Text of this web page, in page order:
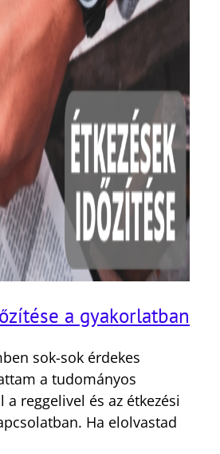
a gyakorlatban
sok-sok érdekes
a tudományos
reggelivel és az étkezési
Ha elolvastad